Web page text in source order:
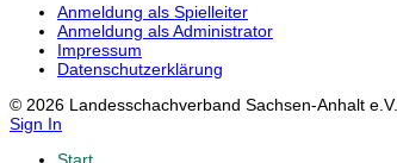
Anmeldung als Spielleiter
Anmeldung als Administrator
Impressum
Datenschutzerklärung
© 2026 Landesschachverband Sachsen-Anhalt e.V.
Sign In